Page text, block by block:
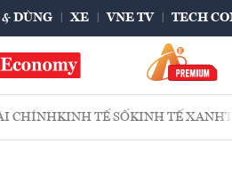
DÙNG XE VNE TV TECH
CHÍNHKINH TẾ SỐKINH TẾ XANH